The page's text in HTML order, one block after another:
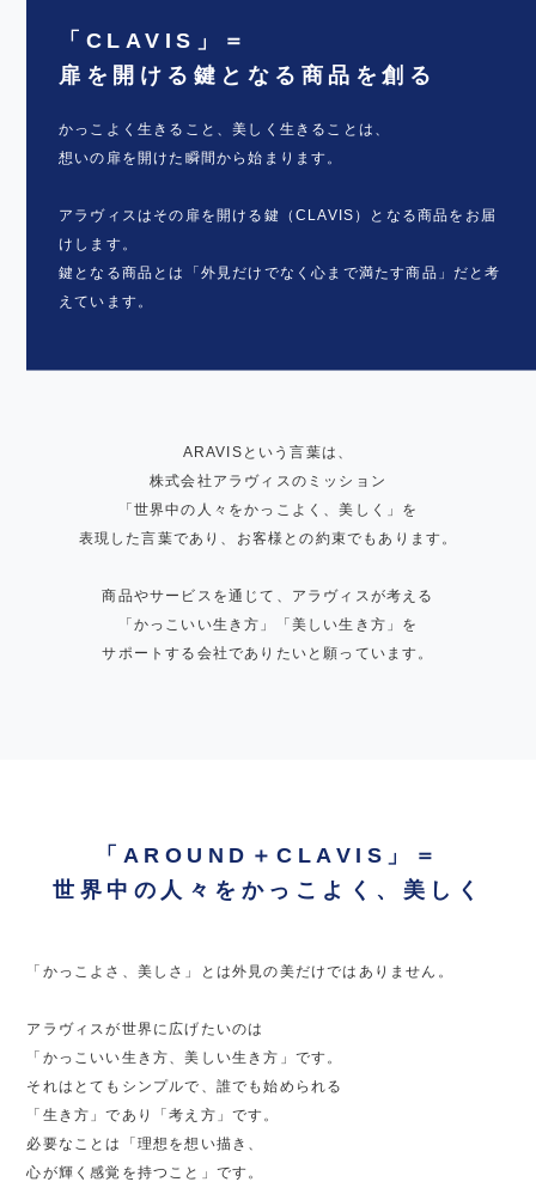
「CLAVIS」＝
扉を開ける鍵となる商品を創る
かっこよく生きること、美しく生きることは、
想いの扉を開けた瞬間から始まります。
アラヴィスはその扉を開ける鍵（CLAVIS）となる商品をお届
けします。
鍵となる商品とは「外見だけでなく心まで満たす商品」だと考
えています。
ARAVISという言葉は、
株式会社アラヴィスのミッション
「世界中の人々をかっこよく、美しく」を
表現した言葉であり、お客様との約束でもあります。
商品やサービスを通じて、アラヴィスが考える
「かっこいい生き方」「美しい生き方」を
サポートする会社でありたいと願っています。
「AROUND＋CLAVIS」＝
世界中の人々をかっこよく、美しく
「かっこよさ、美しさ」とは外見の美だけではありません。
アラヴィスが世界に広げたいのは
「かっこいい生き方、美しい生き方」です。
それはとてもシンプルで、誰でも始められる
「生き方」であり「考え方」です。
必要なことは「理想を想い描き、
心が輝く感覚を持つこと」です。